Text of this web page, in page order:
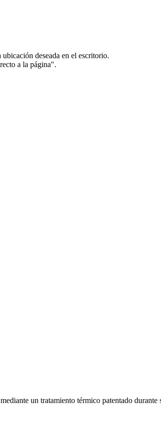
deseada en el escritorio.
a la página".
un tratamiento térmico patentado